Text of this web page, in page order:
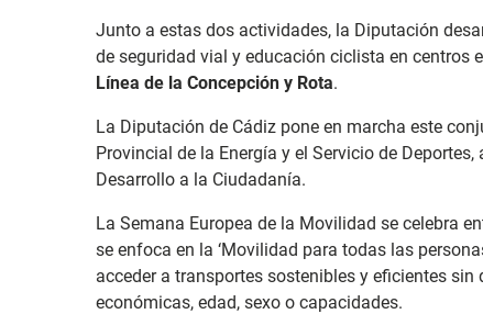
Junto a estas dos actividades, la Diputación
de seguridad vial y educación ciclista en centros
Línea de la Concepción y Rota.
La Diputación de Cádiz pone en marcha este
Provincial de la Energía y el Servicio de
Desarrollo a la Ciudadanía.
La Semana Europea de la Movilidad se celebra
se enfoca en la ‘Movilidad para todas las
acceder a transportes sostenibles y eficientes
económicas, edad, sexo o capacidades.